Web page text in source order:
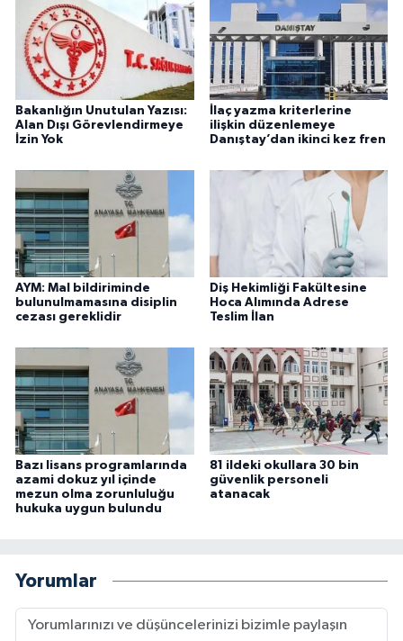
Bakanlığın Unutulan Yazısı:
Alan Dışı Görevlendirmeye
İzin Yok
İlaç yazma kriterlerine
ilişkin düzenlemeye
Danıştay’dan ikinci kez fren
AYM: Mal bildiriminde
bulunulmamasına disiplin
cezası gereklidir
Diş Hekimliği Fakültesine
Hoca Alımında Adrese
Teslim İlan
Bazı lisans programlarında
azami dokuz yıl içinde
mezun olma zorunluluğu
hukuka uygun bulundu
81 ildeki okullara 30 bin
güvenlik personeli
atanacak
Yorumlar